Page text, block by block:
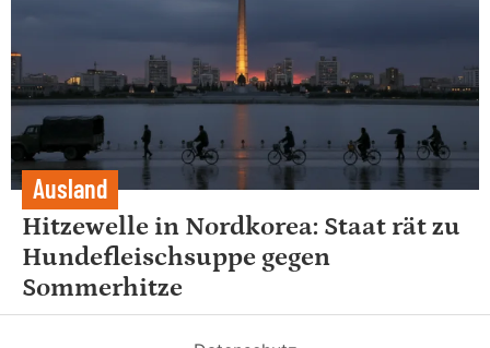
Ausland
Hitzewelle in Nordkorea: Staat rät zu
Hundefleischsuppe gegen
Sommerhitze